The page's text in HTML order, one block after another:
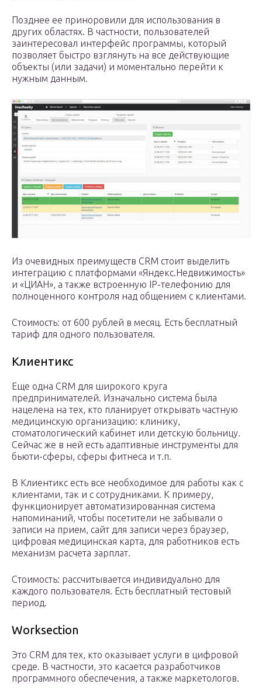
Позднее ее приноровили для использования в
других областях. В частности, пользователей
заинтересовал интерфейс программы, который
позволяет быстро взглянуть на все действующие
объекты (или задачи) и моментально перейти к
нужным данным.
Из очевидных преимуществ CRM стоит выделить
интеграцию с платформами «Яндекс.Недвижимость»
и «ЦИАН», а также встроенную IP-телефонию для
полноценного контроля над общением с клиентами.
Стоимость: от 600 рублей в месяц. Есть бесплатный
тариф для одного пользователя.
Клиентикс
Еще одна CRM для широкого круга
предпринимателей. Изначально система была
нацелена на тех, кто планирует открывать частную
медицинскую организацию: клинику,
стоматологический кабинет или детскую больницу.
Сейчас же в ней есть адаптивные инструменты для
бьюти-сферы, сферы фитнеса и т.п.
В Клиентикс есть все необходимое для работы как с
клиентами, так и с сотрудниками. К примеру,
функционирует автоматизированная система
напоминаний, чтобы посетители не забывали о
записи на прием, сайт для записи через браузер,
цифровая медицинская карта, для работников есть
механизм расчета зарплат.
Стоимость: рассчитывается индивидуально для
каждого пользователя. Есть бесплатный тестовый
период.
Worksection
Это CRM для тех, кто оказывает услуги в цифровой
среде. В частности, это касается разработчиков
программного обеспечения, а также маркетологов.